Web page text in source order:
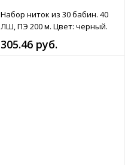
Набор ниток из 30 бабин. 40
ЛШ, ПЭ 200 м. Цвет: черный.
305.46 руб.